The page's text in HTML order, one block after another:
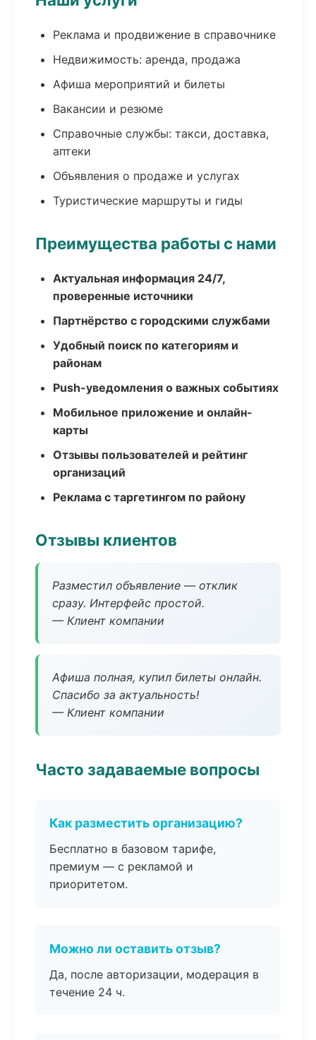
Реклама и продвижение в справочнике
Недвижимость: аренда, продажа
Афиша мероприятий и билеты
Вакансии и резюме
Справочные службы: такси, доставка,
аптеки
Объявления о продаже и услугах
Туристические маршруты и гиды
Преимущества работы с нами
Актуальная информация 24/7,
проверенные источники
Партнёрство с городскими службами
Удобный поиск по категориям и
районам
Push-уведомления о важных событиях
Мобильное приложение и онлайн-
карты
Отзывы пользователей и рейтинг
организаций
Реклама с таргетингом по району
Отзывы клиентов
Разместил объявление — отклик
сразу. Интерфейс простой.
— Клиент компании
Афиша полная, купил билеты онлайн.
Спасибо за актуальность!
— Клиент компании
Часто задаваемые вопросы
Как разместить организацию?
Бесплатно в базовом тарифе,
премиум — с рекламой и
приоритетом.
Можно ли оставить отзыв?
Да, после авторизации, модерация в
течение 24 ч.